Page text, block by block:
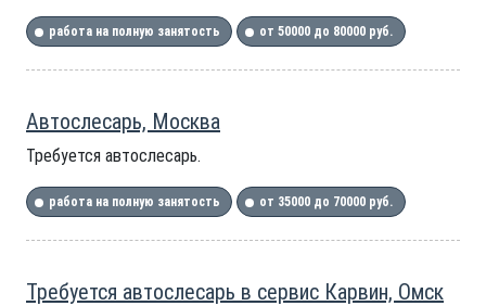
работа на полную занятость от 50000 до 80000 руб.
Автослесарь, Москва
Требуется автослесарь.
работа на полную занятость от 35000 до 70000 руб.
Требуется автослесарь в сервис Карвин, Омск